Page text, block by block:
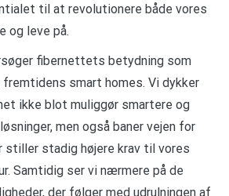
til at revolutionere både vores
og leve på.
fibernettets betydning som
smart homes. Vi dykker
ikke blot muliggør smartere og
men også baner vejen for
stiller stadig højere krav til vores
Samtidig ser vi nærmere på de
der følger med udrulningen af